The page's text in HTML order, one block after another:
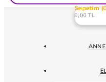
Sepetim
0,00 TL